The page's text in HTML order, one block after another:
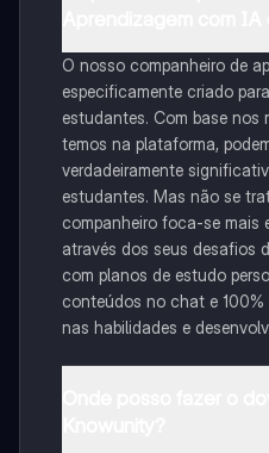
O nosso companheiro de
especificamente criado
estudantes. Com base nos
temos na plataforma,
verdadeiramente
estudantes. Mas não se
companheiro foca-se mais
através dos seus desafios
com planos de estudo
conteúdos no chat e 100%
nas habilidades e